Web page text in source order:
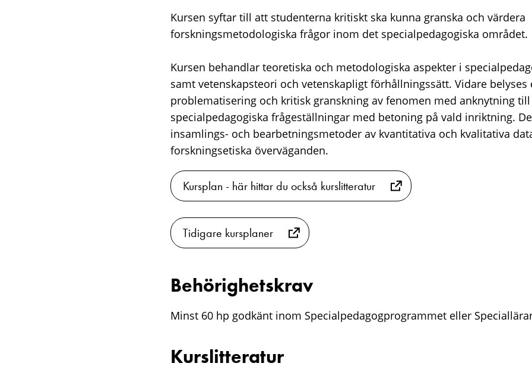
Kursen syftar till att studenterna kritiskt ska kunna granska och värdera
forskningsmetodologiska frågor inom det specialpedagogiska området.
Kursen behandlar teoretiska och metodologiska aspekter i
samt vetenskapsteori och vetenskapligt förhållningssätt. Vidare belyses
problematisering och kritisk granskning av fenomen med anknytning till
specialpedagogiska frågeställningar med betoning på vald inriktning.
insamlings- och bearbetningsmetoder av kvantitativa och kvalitativa
forskningsetiska överväganden.
Kursplan - här hittar du också kurslitteratur
Tidigare kursplaner
Behörighetskrav
Minst 60 hp godkänt inom Specialpedagogprogrammet eller
Kurslitteratur